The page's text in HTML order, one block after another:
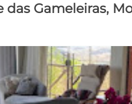
das Gameleiras,